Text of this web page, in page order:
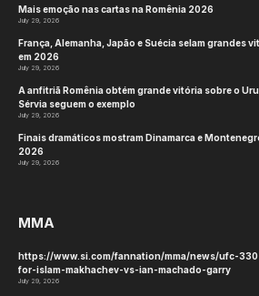
Mais emoção nas cartas na Romênia 2026
July 29, 2026
França, Alemanha, Japão e Suécia selam grandes
em 2026
July 29, 2026
A anfitriã Romênia obtém grande vitória sobre o
Sérvia seguem o exemplo
July 29, 2026
Finais dramáticos mostram Dinamarca e
2026
July 29, 2026
MMA
https://www.si.com/fannation/mma/news/ufc-
for-islam-makhachev-vs-ian-machado-garry
July 29, 2026